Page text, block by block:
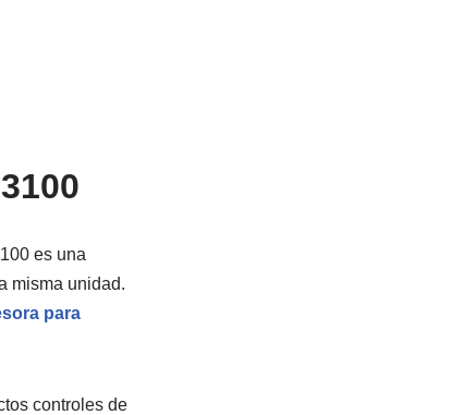
es una
misma unidad.
para
controles de